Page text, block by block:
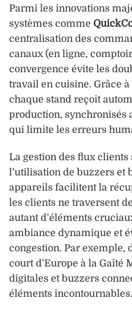
Parmi les innovations
systèmes comme
centralisation des
canaux (en ligne,
convergence évite les
travail en cuisine. Grâce
chaque stand reçoit
production, synchronisés
qui limite les erreurs
La gestion des flux clients
l’utilisation de buzzers et
appareils facilitent la
les clients ne traversent
autant d’éléments
ambiance dynamique et
congestion. Par exemple,
court d’Europe à la Gaîté
digitales et buzzers
éléments incontournables.